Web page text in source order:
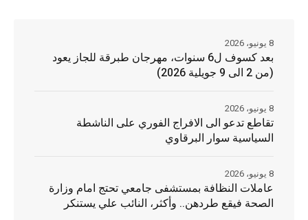
بعد كسوف ل6 سنوات، مهرجان طبرقة للجاز يعود
(من 2 الى 9 جويلية 2026)
8 يونيو، 2026
تقاطع تدعو الى الافراج الفوري على الناشطة
السياسية سوار البرقاوي
8 يونيو، 2026
عاملات النظافة بمستشفى جامعي تحتج امام وزارة
الصحة فيقع طردهن.. وأكثر، النائب علي يستنكر
8 يونيو، 2026